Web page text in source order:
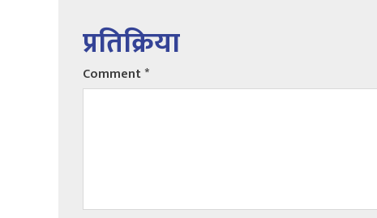
प्रतिक्रिया
Comment*